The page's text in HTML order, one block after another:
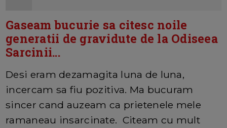
Gaseam bucurie sa citesc noile
generatii de gravidute de la Odiseea
Sarcinii...
Desi eram dezamagita luna de luna,
incercam sa fiu pozitiva. Ma bucuram
sincer cand auzeam ca prietenele mele
ramaneau insarcinate. Citeam cu mult